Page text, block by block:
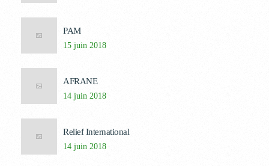
PAM
15 juin 2018
AFRANE
14 juin 2018
Relief International
14 juin 2018